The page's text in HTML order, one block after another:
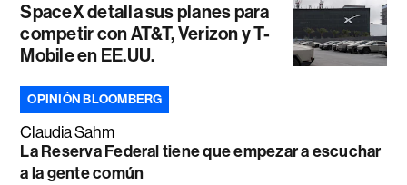
SpaceX detalla sus planes para
competir con AT&T, Verizon y T-
Mobile en EE.UU.
OPINIÓN BLOOMBERG
Claudia Sahm
La Reserva Federal tiene que empezar a escuchar
a la gente común